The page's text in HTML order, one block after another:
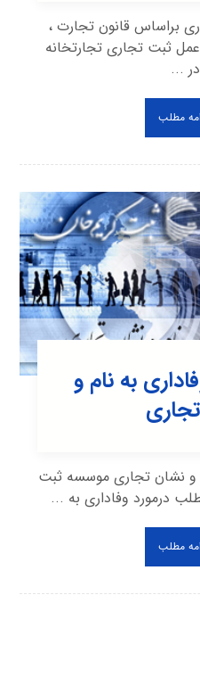
براساس قانون تجارت ،
ثبت تجاری تجارتخانه
...
مطلب
به نام و
و نشان تجاری موسسه ثبت
درمورد وفاداری به ...
مطلب